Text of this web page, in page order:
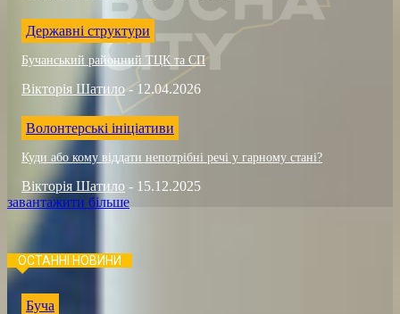
Державні структури
Бучанський районний ТЦК та СП
Вікторія Шатило - 12.04.2026
Волонтерські ініціативи
Куди або кому віддати непотрібні речі у гарному стані?
Вікторія Шатило - 15.12.2025
завантажити більше
ОСТАННІ НОВИНИ
Буча